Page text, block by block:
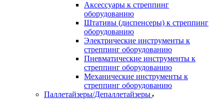
Аксессуары к стреппинг
оборудованию
Штативы (диспенсеры) к стреппинг
оборудованию
Электрические инструменты к
стреппинг оборудованию
Пневматические инструменты к
стреппинг оборудованию
Механические инструменты к
стреппинг оборудованию
Паллетайзеры/Депаллетайзеры